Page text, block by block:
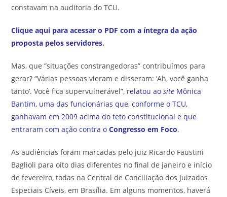
constavam na auditoria do TCU.
Clique aqui para acessar o PDF com a íntegra da ação
proposta pelos servidores.
Mas, que ”situações constrangedoras” contribuímos para
gerar? “Várias pessoas vieram e disseram: ‘Ah, você ganha
tanto’. Você fica supervulnerável”, relatou aosite Mônica
Bantim, uma das funcionárias que, conforme o TCU,
ganhavam em 2009 acima do teto constitucional e que
entraram com ação contra oCongresso em Foco.
As audiências foram marcadas pelo juiz Ricardo Faustini
Baglioli para oito dias diferentes no final de janeiro e início
de fevereiro, todas na Central de Conciliação dos Juizados
Especiais Cíveis, em Brasília. Em alguns momentos, haverá